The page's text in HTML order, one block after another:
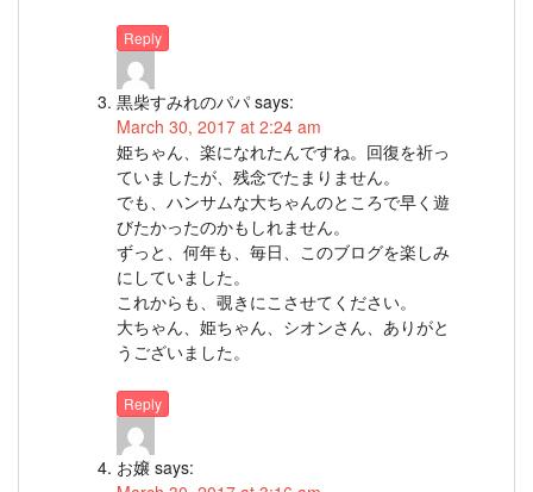
Reply
黒柴すみれのパパ says:
March 30, 2017 at 2:24 am
姫ちゃん、楽になれたんですね。回復を祈っ
ていましたが、残念でたまりません。
でも、ハンサムな大ちゃんのところで早く遊
びたかったのかもしれません。
ずっと、何年も、毎日、このブログを楽しみ
にしていました。
これからも、覗きにこさせてください。
大ちゃん、姫ちゃん、シオンさん、ありがと
うございました。
Reply
お嬢 says: